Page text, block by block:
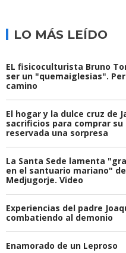
LO MÁS LEÍDO
EL fisicoculturista Bruno
ser un "quemaiglesias".
camino
El hogar y la dulce cruz de
sacrificios para comprar su
reservada una sorpresa
La Santa Sede lamenta
en el santuario mariano"
Medjugorje. Video
Experiencias del padre
combatiendo al demonio
Enamorado de un Leproso